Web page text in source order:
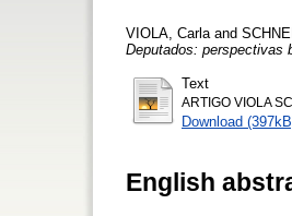
VIOLA, Carla and
Deputados: perspectivas
Text
ARTIGO VIOLA
Download
English